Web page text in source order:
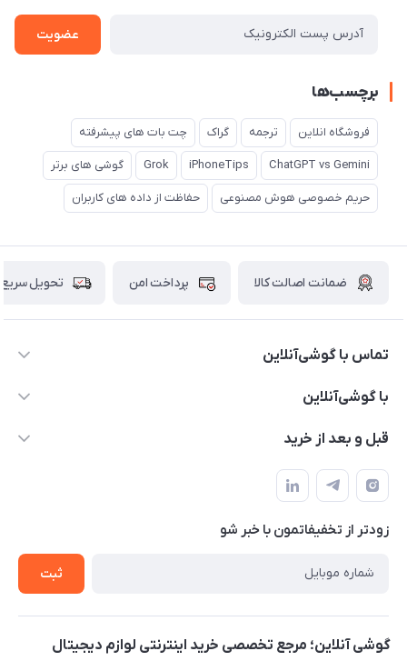
عضویت
برچسب‌ها
فروشگاه انلاین ترجمه گراک چت بات های پیشرفته
ChatGPT vs Gemini
iPhoneTips
Grok گوشی های برتر
حریم خصوصی هوش مصنوعی حفاظت از داده های کاربران
ضمانت اصالت کالا پرداخت امن تحویل سریع
تماس با گوشی‌آنلاین
۰۲۱91001221
با گوشی‌آنلاین
درباره ما
حساب کاربری
حریم خصوصی
بلاگ
قبل و بعد از خرید
نحوه خرید از گوشی آنلاین
شرایط ضمانت هفت روزه
روش ارسال کالا در گوشی آنلاین
روش بازگردانی کالا
زودتر از تخفیفاتمون با خبر شو
ثبت
گوشی آنلاین؛ مرجع تخصصی خرید اینترنتی لوازم دیجیتال